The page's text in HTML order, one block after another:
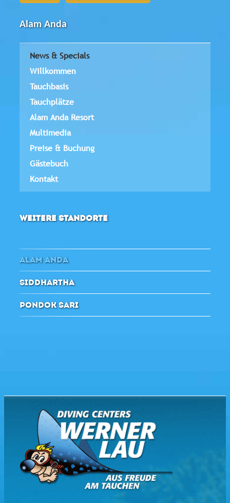
Alam Anda
News & Specials
Willkommen
Tauchbasis
Tauchplätze
Alam Anda Resort
Multimedia
Preise & Buchung
Gästebuch
Kontakt
WEITERE STANDORTE
ALAM ANDA
SIDDHARTHA
PONDOK SARI